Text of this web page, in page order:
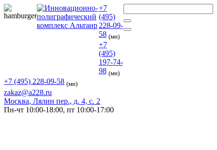
+7
(495)
228-09-
58 (мн)
+7
(495)
197-74-
98 (мн)
+7 (495) 228-09-58 (мн)
zakaz@a228.ru
Москва, Лялин пер., д. 4, с. 2
Пн-чт 10:00-18:00, пт 10:00-17:00